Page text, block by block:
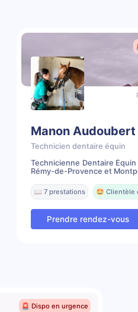
Manon Audoubert
Technicien dentaire équin
Technicienne Dentaire
Rémy-de-Provence et
📖 7 prestations 🤩 Clientèle
Prendre rendez-vous
🚨 Dispo en urgence